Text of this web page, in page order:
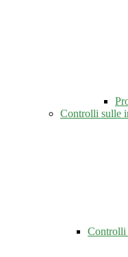
Controlli sulle
Controlli